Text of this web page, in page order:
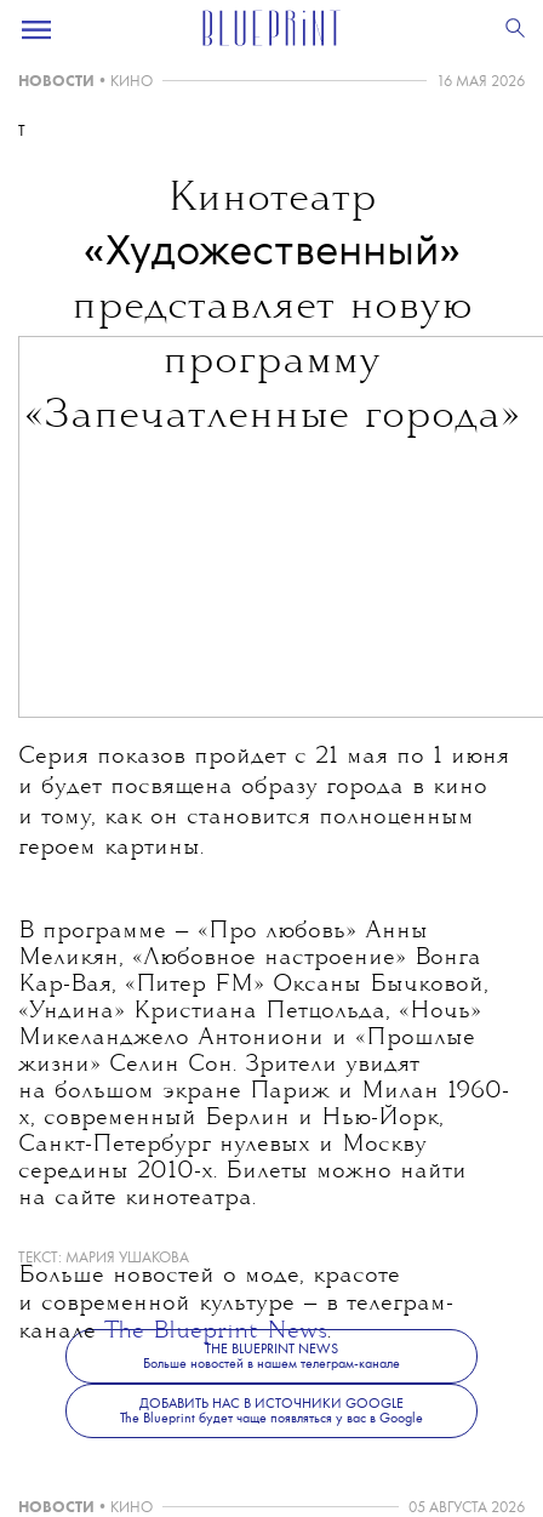
НОВОСТИ • КИНО 16 МАЯ 2026
T
Кинотеатр
«Художественный»
представляет новую
программу
«Запечатленные города»
Серия показов пройдет с 21 мая по 1 июня
и будет посвящена образу города в кино
и тому, как он становится полноценным
героем картины.
В программе — «Про любовь» Анны
Меликян, «Любовное настроение» Вонга
Кар-Вая, «Питер FM» Оксаны Бычковой,
«Ундина» Кристиана Петцольда, «Ночь»
Микеланджело Антониони и «Прошлые
жизни» Селин Сон. Зрители увидят
на большом экране Париж и Милан 1960-
х, современный Берлин и Нью-Йорк,
Санкт-Петербург нулевых и Москву
середины 2010-х. Билеты можно найти
на сайте кинотеатра.
Больше новостей о моде, красоте
и современной культуре — в телеграм-
каналеThe Blueprint News.
ТЕКСТ: МАРИЯ УШАКОВА
THE BLUEPRINT NEWS
Больше новостей в нашем телеграм-канале
ДОБАВИТЬ НАС В ИСТОЧНИКИ GOOGLE
The Blueprint будет чаще появляться у вас в Google
НОВОСТИ • КИНО 05 АВГУСТА 2026